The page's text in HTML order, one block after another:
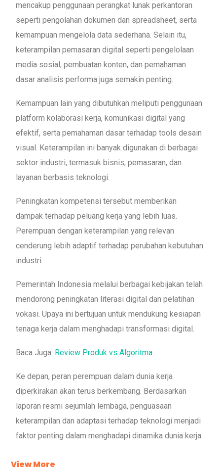
mencakup penggunaan perangkat lunak perkantoran
seperti pengolahan dokumen dan spreadsheet, serta
kemampuan mengelola data sederhana. Selain itu,
keterampilan pemasaran digital seperti pengelolaan
media sosial, pembuatan konten, dan pemahaman
dasar analisis performa juga semakin penting.
Kemampuan lain yang dibutuhkan meliputi penggunaan
platform kolaborasi kerja, komunikasi digital yang
efektif, serta pemahaman dasar terhadap tools desain
visual. Keterampilan ini banyak digunakan di berbagai
sektor industri, termasuk bisnis, pemasaran, dan
layanan berbasis teknologi.
Peningkatan kompetensi tersebut memberikan
dampak terhadap peluang kerja yang lebih luas.
Perempuan dengan keterampilan yang relevan
cenderung lebih adaptif terhadap perubahan kebutuhan
industri.
Pemerintah Indonesia melalui berbagai kebijakan telah
mendorong peningkatan literasi digital dan pelatihan
vokasi. Upaya ini bertujuan untuk mendukung kesiapan
tenaga kerja dalam menghadapi transformasi digital.
Baca Juga: Review Produk vs Algoritma
Ke depan, peran perempuan dalam dunia kerja
diperkirakan akan terus berkembang. Berdasarkan
laporan resmi sejumlah lembaga, penguasaan
keterampilan dan adaptasi terhadap teknologi menjadi
faktor penting dalam menghadapi dinamika dunia kerja.
View More